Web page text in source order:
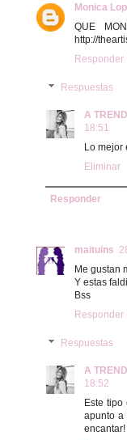
Monica
QUE
http://
Responder
Respuestas
A
18:51
Lo mejor
Eliminar
Responder
maituins
Me gustan
Y estas
Bss
Responder
Respuestas
A
18:52
Este
apunto a
encantar!